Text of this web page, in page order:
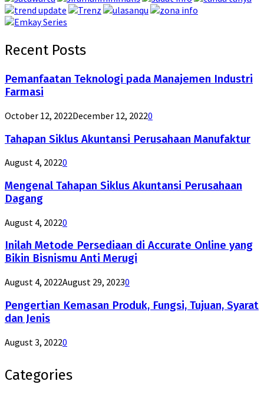
Recent Posts
Pemanfaatan Teknologi pada Manajemen Industri
Farmasi
October 12, 2022December 12, 20220
Tahapan Siklus Akuntansi Perusahaan Manufaktur
August 4, 20220
Mengenal Tahapan Siklus Akuntansi Perusahaan
Dagang
August 4, 20220
Inilah Metode Persediaan di Accurate Online yang
Bikin Bisnismu Anti Merugi
August 4, 2022August 29, 20230
Pengertian Kemasan Produk, Fungsi, Tujuan, Syarat
dan Jenis
August 3, 20220
Categories